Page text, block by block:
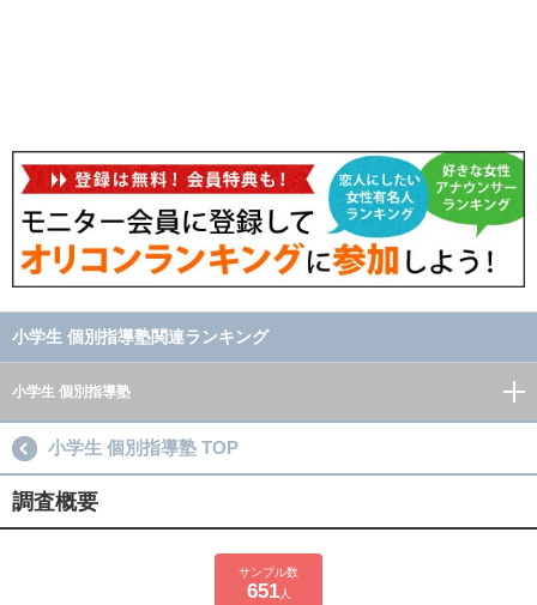
小学生 個別指導塾関連ランキング
小学生 個別指導塾
小学生 個別指導塾 TOP
調査概要
サンプル数
651人